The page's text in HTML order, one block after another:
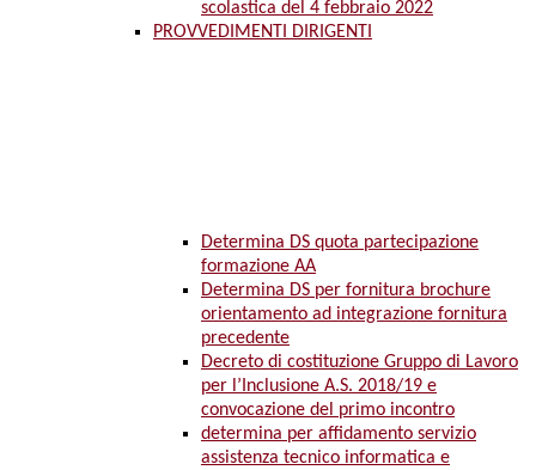
scolastica del 4 febbraio 2022
PROVVEDIMENTI DIRIGENTI
Determina DS quota partecipazione
formazione AA
Determina DS per fornitura brochure
orientamento ad integrazione fornitura
precedente
Decreto di costituzione Gruppo di Lavoro
per l’Inclusione A.S. 2018/19 e
convocazione del primo incontro
determina per affidamento servizio
assistenza tecnico informatica e